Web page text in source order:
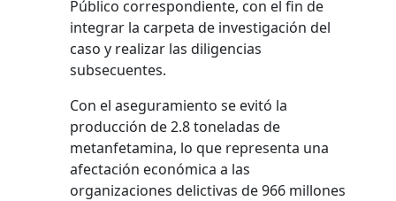
Público correspondiente, con el fin de
integrar la carpeta de investigación del
caso y realizar las diligencias
subsecuentes.
Con el aseguramiento se evitó la
producción de 2.8 toneladas de
metanfetamina, lo que representa una
afectación económica a las
organizaciones delictivas de 966 millones